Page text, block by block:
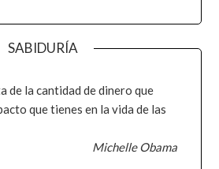
SABIDURÍA
de la cantidad de dinero que
que tienes en la vida de las
Michelle Obama